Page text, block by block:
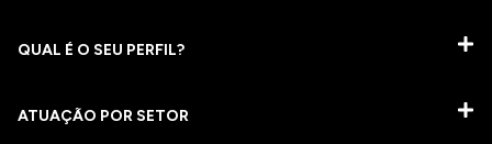
QUAL É O SEU PERFIL?
ATUAÇÃO POR SETOR